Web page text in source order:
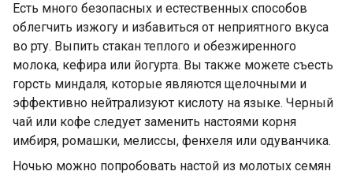
Есть много безопасных и естественных способов
облегчить изжогу и избавиться от неприятного вкуса
во рту. Выпить стакан теплого и обезжиренного
молока, кефира или йогурта. Вы также можете съесть
горсть миндаля, которые являются щелочными и
эффективно нейтрализуют кислоту на языке. Черный
чай или кофе следует заменить настоями корня
имбиря, ромашки, мелиссы, фенхеля или одуванчика.
Ночью можно попробовать настой из молотых семян